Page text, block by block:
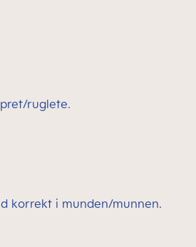
ruglete.
korrekt i munden/munnen.